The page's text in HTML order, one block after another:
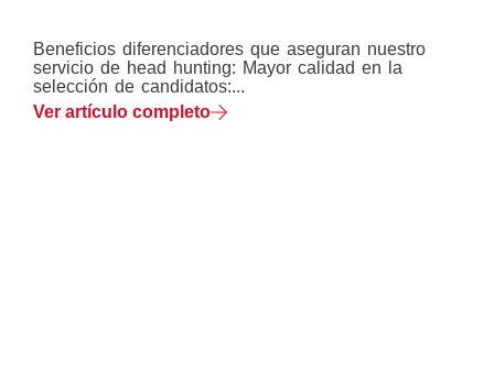
Beneficios diferenciadores que aseguran nuestro
servicio de head hunting: Mayor calidad en la
selección de candidatos:...
Ver artículo completo